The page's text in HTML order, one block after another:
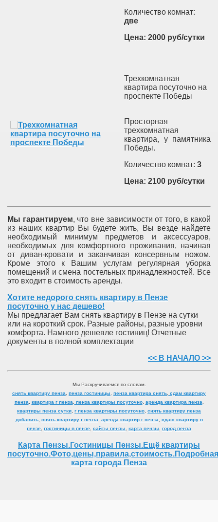
Количество комнат:
две
Цена: 2000 руб/сутки
Трехкомнатная
квартира посуточно на
проспекте Победы
Просторная
трехкомнатная
квартира, у памятника
Победы.
Количество комнат: 3
Цена: 2100 руб/сутки
Мы гарантируем, что вне зависимости от того, в какой
из наших квартир Вы будете жить, Вы везде найдете
необходимый минимум предметов и аксессуаров,
необходимых для комфортного проживания, начиная
от диван-кровати и заканчивая консервным ножом.
Кроме этого к Вашим услугам регулярная уборка
помещений и смена постельных принадлежностей. Все
это входит в стоимость аренды.
Хотите недорого снять квартиру в Пензе
посуточно у нас дешево!
Мы предлагает Вам снять квартиру в Пензе на сутки
или на короткий срок. Разные районы, разные уровни
комфорта. Намного дешевле гостиниц! Отчетные
документы в полной комплектации
<< В НАЧАЛО >>
Мы Раскручиваемся по словам.
снять квартиру пенза
пенза гостиницы пенза квартира снять сдам квартиру
пенза
квартира г пенза пенза квартиры посуточно, аренда квартира пенза
квартиры пенза сутки г пенза квартиры посуточно снять квартиру пенза
добавить, снять квартиру г пенза аренда квартир г пенза
сдаю квартиру в
пензе гостиницы в пензе сайты пензы карта пензы город пенза
Карта Пензы.Гостиницы Пензы.Ещё квартиры
посуточно.Фото,цены,правила,стоимость.Подробная
карта города Пенза